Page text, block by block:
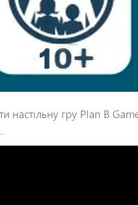
настільну гру Plan B